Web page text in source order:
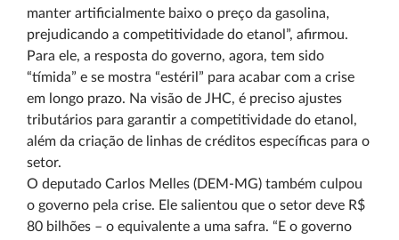
manter artificialmente baixo o preço da gasolina,
prejudicando a competitividade do etanol”, afirmou.
Para ele, a resposta do governo, agora, tem sido
“tímida” e se mostra “estéril” para acabar com a crise
em longo prazo. Na visão de JHC, é preciso ajustes
tributários para garantir a competitividade do etanol,
além da criação de linhas de créditos específicas para o
setor.
O deputado Carlos Melles (DEM-MG) também culpou
o governo pela crise. Ele salientou que o setor deve R$
80 bilhões – o equivalente a uma safra. “E o governo